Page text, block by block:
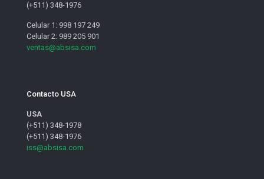
(+511) 348-1976
Celular 1: 998 197 249
Celular 2: 989 205 901
ventas@absisa.com
Contacto USA
USA
(+511) 348-1978
(+511) 348-1976
iss@absisa.com